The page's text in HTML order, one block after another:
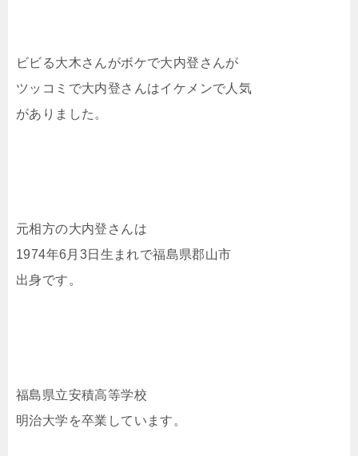
ビビる大木さんがボケで大内登さんが
ツッコミで大内登さんはイケメンで人気
がありました。
元相方の大内登さんは
1974年6月3日生まれで福島県郡山市
出身です。
福島県立安積高等学校
明治大学を卒業しています。